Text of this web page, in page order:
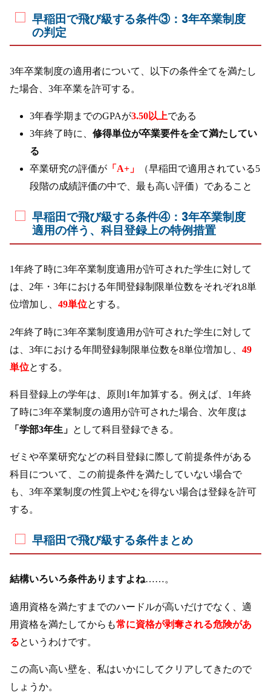
早稲田で飛び級する条件③：3年卒業制度
の判定
3年卒業制度の適用者について、以下の条件全てを満たし
た場合、3年卒業を許可する。
3年春学期までのGPAが3.50以上である
3年終了時に、 修得単位が卒業要件を全て満たしてい
る
卒業研究の評価が「A+」
（早稲田で適用されている5
段階の成績評価の中で、最も高い評価）であること
早稲田で飛び級する条件④：3年卒業制度
適用の伴う、科目登録上の特例措置
1年終了時に3年卒業制度適用が許可された学生に対して
は、2年・3年における年間登録制限単位数をそれぞれ8単
位増加し、49単位とする。
2年終了時に3年卒業制度適用が許可された学生に対して
は、3年における年間登録制限単位数を8単位増加し、49
単位とする。
科目登録上の学年は、原則1年加算する。例えば、1年終
了時に3年卒業制度の適用が許可された場合、次年度は
「学部3年生」 として科目登録できる。
ゼミや卒業研究などの科目登録に際して前提条件がある
科目について、この前提条件を満たしていない場合で
も、3年卒業制度の性質上やむを得ない場合は登録を許可
する。
早稲田で飛び級する条件まとめ
結構いろいろ条件ありますよね……。
適用資格を満たすまでのハードルが高いだけでなく、適
用資格を満たしてからも常に資格が剥奪される危険があ
るというわけです。
この高い高い壁を、私はいかにしてクリアしてきたので
しょうか。